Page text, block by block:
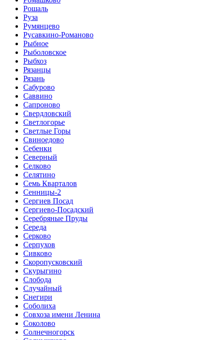
Рошаль
Руза
Румянцево
Русавкино-Романово
Рыбное
Рыболовское
Рыбхоз
Рязанцы
Рязань
Сабурово
Саввино
Сапроново
Свердловский
Светлогорье
Светлые Горы
Свиноедово
Себенки
Северный
Селково
Селятино
Семь Кварталов
Сенницы-2
Сергиев Посад
Сергиево-Посадский
Серебряные Пруды
Середа
Серково
Серпухов
Сивково
Скоропусковский
Скурыгино
Слобода
Случайный
Снегири
Соболиха
Совхоза имени Ленина
Соколово
Солнечногорск